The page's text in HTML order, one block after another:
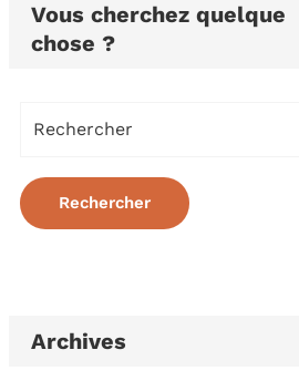
Vous cherchez quelque
chose ?
Archives